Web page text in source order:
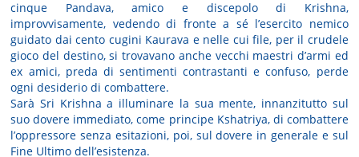
cinque Pandava, amico e discepolo di Krishna,
improvvisamente, vedendo di fronte a sé l’esercito nemico
guidato dai cento cugini Kaurava e nelle cui file, per il crudele
gioco del destino, si trovavano anche vecchi maestri d’armi ed
ex amici, preda di sentimenti contrastanti e confuso, perde
ogni desiderio di combattere.
Sarà Sri Krishna a illuminare la sua mente, innanzitutto sul
suo dovere immediato, come principe Kshatriya, di combattere
l’oppressore senza esitazioni, poi, sul dovere in generale e sul
Fine Ultimo dell’esistenza.